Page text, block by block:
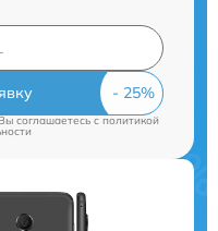
соглашаетесь cполитикой